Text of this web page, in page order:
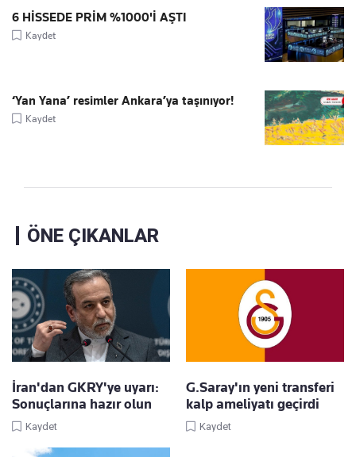
6 HİSSEDE PRİM %1000'İ AŞTI
Kaydet
‘Yan Yana’ resimler Ankara’ya taşınıyor!
Kaydet
ÖNE ÇIKANLAR
İran'dan GKRY'ye uyarı:
Sonuçlarına hazır olun
Kaydet
G.Saray'ın yeni transferi
kalp ameliyatı geçirdi
Kaydet